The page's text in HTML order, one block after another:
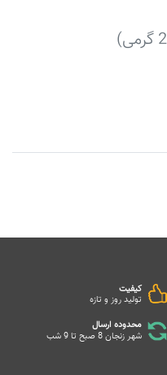
کیفیت
تولید روز و تازه
محدوده ارسال
شهر زنجان 8 صبح تا 9 شب